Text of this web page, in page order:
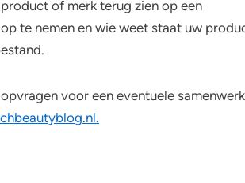
of merk terug zien op een
te nemen en wie weet staat uw
voor een eventuele